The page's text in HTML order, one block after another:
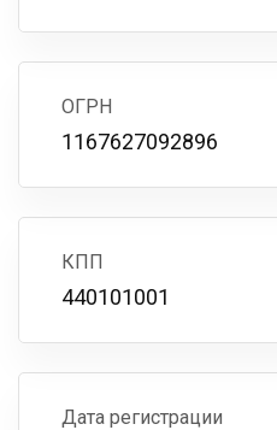
ОГРН
1167627092896
КПП
440101001
Дата регистрации